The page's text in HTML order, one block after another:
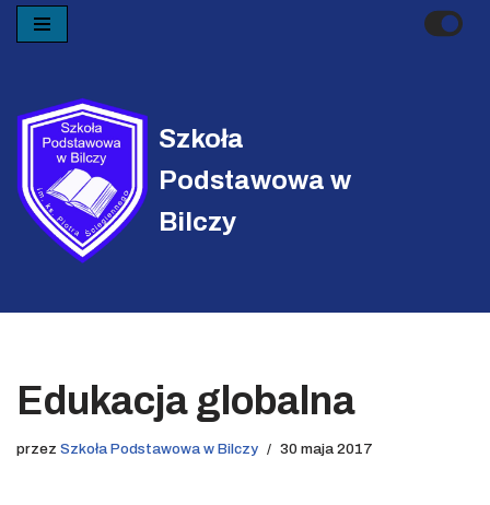
treści
Szkoła
Podstawowa w
Bilczy
Edukacja globalna
przez Szkoła Podstawowa w Bilczy 30 maja 2017